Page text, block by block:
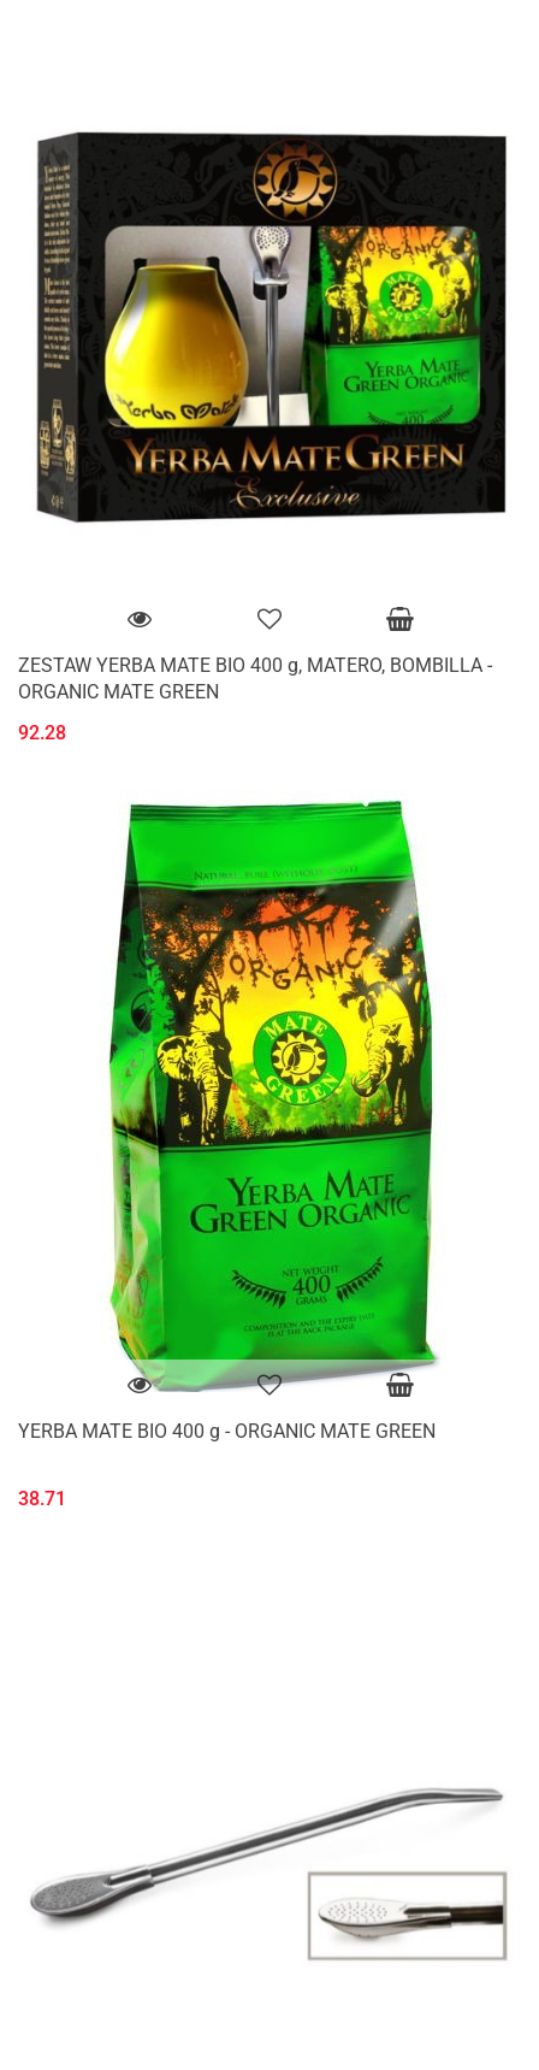
ZESTAW YERBA MATE BIO 400 g, MATERO, BOMBILLA -
ORGANIC MATE GREEN
92.28
YERBA MATE BIO 400 g - ORGANIC MATE GREEN
38.71